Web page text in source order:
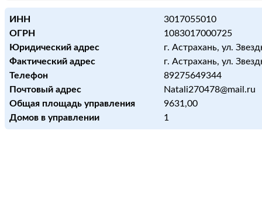
ИНН
3017055010
ОГРН
1083017000725
Юридический адрес
г. Астрахань, ул.
Фактический адрес
г. Астрахань, ул.
Телефон
89275649344
Почтовый адрес
Natali270478@mail.ru
Общая площадь управления
9631,00
Домов в управлении
1